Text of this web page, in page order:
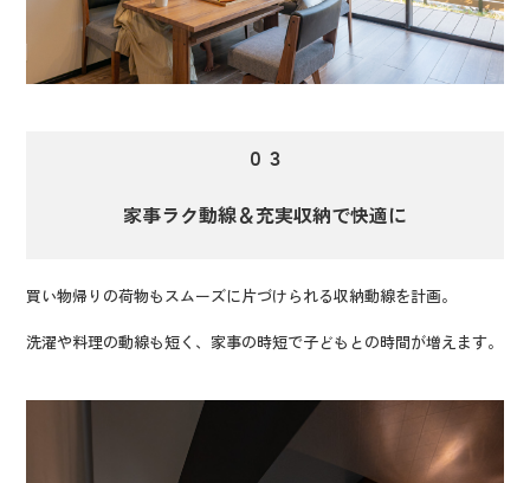
０３
家事ラク動線＆充実収納で快適に
買い物帰りの荷物もスムーズに片づけられる収納動線を計画。
洗濯や料理の動線も短く、家事の時短で子どもとの時間が増えます。